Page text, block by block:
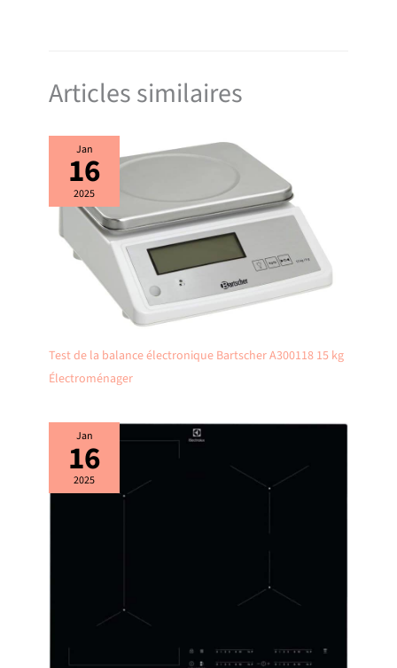
Articles similaires
Jan
16
2025
Test de la balance électronique Bartscher A300118 15 kg
Électroménager
Jan
16
2025